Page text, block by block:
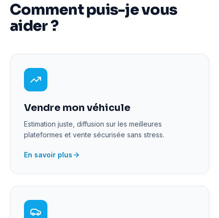
Comment puis-je vous
aider ?
Vendre mon véhicule
Estimation juste, diffusion sur les meilleures
plateformes et vente sécurisée sans stress.
En savoir plus